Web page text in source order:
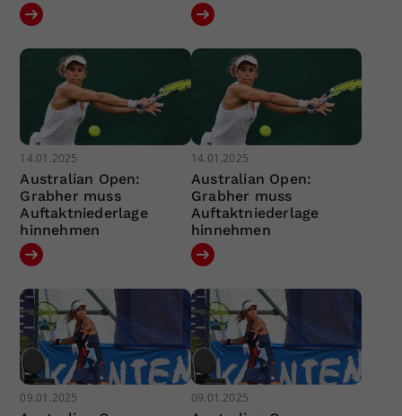
14.01.2025
Australian Open:
Grabher muss
Auftaktniederlage
hinnehmen
14.01.2025
Australian Open:
Grabher muss
Auftaktniederlage
hinnehmen
09.01.2025 09.01.2025